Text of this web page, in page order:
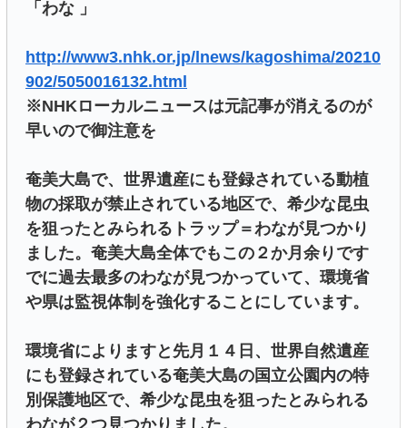
「わな 」
http://www3.nhk.or.jp/lnews/kagoshima/20210
902/5050016132.html
※NHKローカルニュースは元記事が消えるのが
早いので御注意を
奄美大島で、世界遺産にも登録されている動植
物の採取が禁止されている地区で、希少な昆虫
を狙ったとみられるトラップ＝わなが見つかり
ました。奄美大島全体でもこの２か月余りです
でに過去最多のわなが見つかっていて、環境省
や県は監視体制を強化することにしています。
環境省によりますと先月１４日、世界自然遺産
にも登録されている奄美大島の国立公園内の特
別保護地区で、希少な昆虫を狙ったとみられる
わなが２つ見つかりました。